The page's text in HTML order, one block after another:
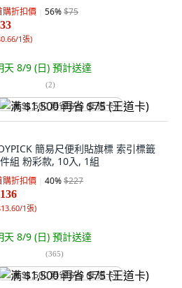
購折扣價 56%$75
1張)
天 8/9 (日) 預計送達
(2)
满 $1,500 再省 $75 (王道卡)
簡易尺便利貼旗標 索引標籤
組 粉彩款, 10入, 1組
購折扣價 40%$227
1張)
天 8/9 (日) 預計送達
(365)
满 $1,500 再省 $75 (王道卡)